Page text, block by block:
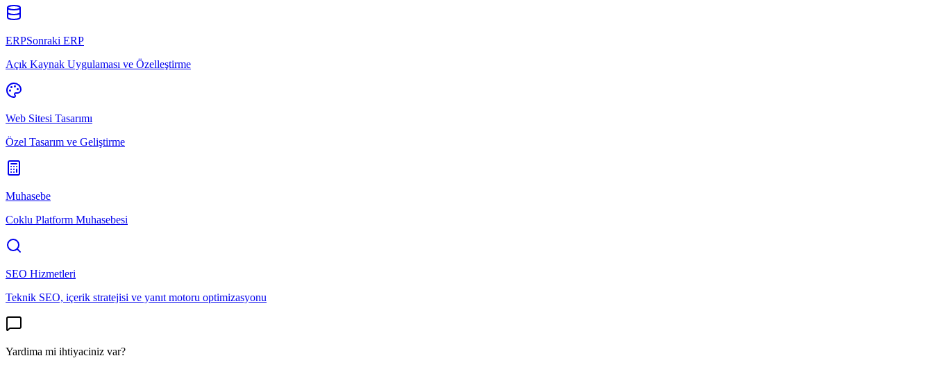
ERPSonraki ERP
Açık Kaynak Uygulaması ve Özelleştirme
Web Sitesi Tasarımı
Özel Tasarım ve Geliştirme
Muhasebe
Coklu Platform Muhasebesi
SEO Hizmetleri
Teknik SEO, içerik stratejisi ve yanıt motoru optimizasyonu
Yardima mi ihtiyaciniz var?